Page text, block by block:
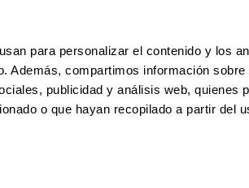
para personalizar el contenido y los
Además, compartimos información
publicidad y análisis web, quienes
o que hayan recopilado a partir del
Arte y Humanidades.
Página
1 ...Páginas intermedias Use TAB
Página
10 Página
11 Página
12 ...Páginas
79